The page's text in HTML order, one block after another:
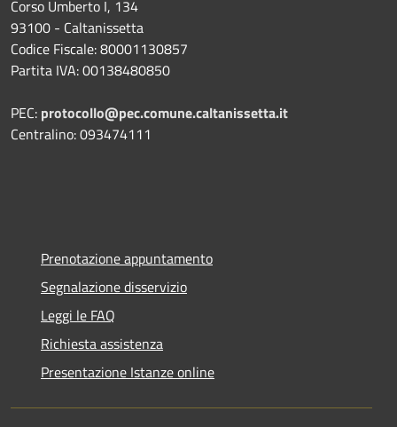
Corso Umberto I, 134
93100 - Caltanissetta
Codice Fiscale: 80001130857
Partita IVA: 00138480850
PEC: protocollo@pec.comune.caltanissetta.it
Centralino: 093474111
Prenotazione appuntamento
Segnalazione disservizio
Leggi le FAQ
Richiesta assistenza
Presentazione Istanze online